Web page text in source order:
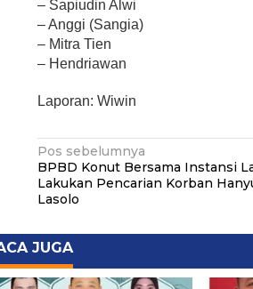
– Sapiudin Alwi
– Anggi (Sangia)
– Mitra Tien
– Hendriawan
Laporan: Wiwin
Navigasi
pos
Pos sebelumnya
BPBD Konut Bersama Instansi
Lakukan Pencarian Korban
Lasolo
JUGA